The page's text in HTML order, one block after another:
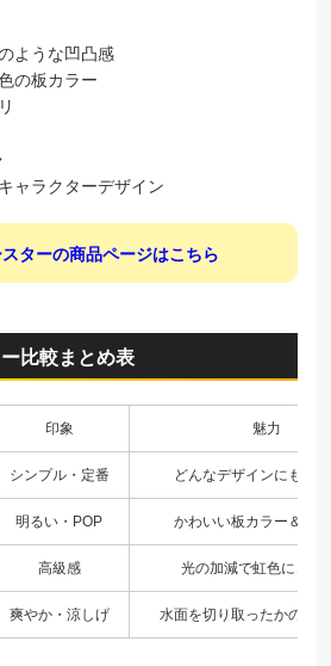
ような凹凸感
の板カラー
ャラクターデザイン
ターの商品ページはこちら
比較まとめ表
印象 魅力
シンプル・定番 どんなデザインにもピ
明るい・POP かわいい板カラー＆ネ
高級感 光の加減で虹色にきら
爽やか・涼しげ 水面を切り取ったかのよ